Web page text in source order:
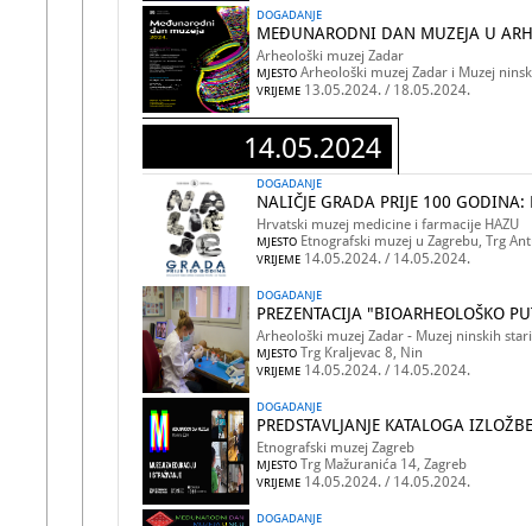
DOGADANJE
MEĐUNARODNI DAN MUZEJA U
Arheološki muzej Zadar
MJESTO Arheološki muzej Zadar i Muzej
VRIJEME 13.05.2024. / 18.05.2024.
14.05.2024
DOGADANJE
NALIČJE GRADA PRIJE 100
Hrvatski muzej medicine i farmacije HAZU
MJESTO Etnografski muzej u Zagrebu, Trg
VRIJEME 14.05.2024. / 14.05.2024.
DOGADANJE
PREZENTACIJA "BIOARHEOLOŠKO
Arheološki muzej Zadar - Muzej ninskih
MJESTO Trg Kraljevac 8, Nin
VRIJEME 14.05.2024. / 14.05.2024.
DOGADANJE
PREDSTAVLJANJE KATALOGA
Etnografski muzej Zagreb
MJESTO Trg Mažuranića 14, Zagreb
VRIJEME 14.05.2024. / 14.05.2024.
DOGADANJE